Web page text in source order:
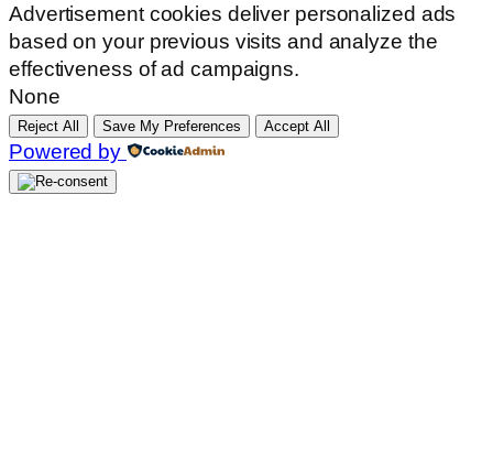
Advertisement cookies deliver personalized ads
based on your previous visits and analyze the
effectiveness of ad campaigns.
None
Reject All Save My Preferences Accept All
Powered by